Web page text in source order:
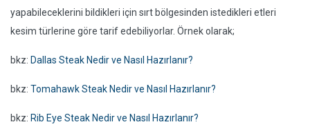
yapabileceklerini bildikleri için sırt bölgesinden istedikleri etleri
kesim türlerine göre tarif edebiliyorlar. Örnek olarak;
bkz: Dallas Steak Nedir ve Nasıl Hazırlanır?
bkz: Tomahawk Steak Nedir ve Nasıl Hazırlanır?
bkz: Rib Eye Steak Nedir ve Nasıl Hazırlanır?